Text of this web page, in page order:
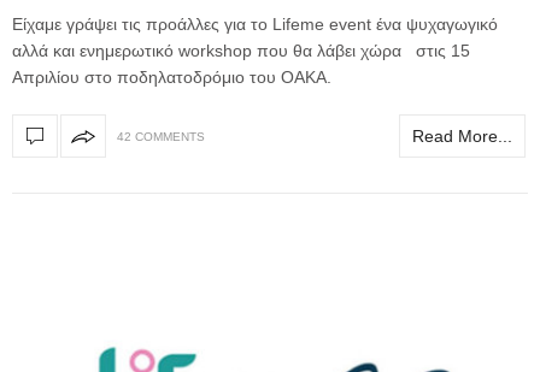
Είχαμε γράψει τις προάλλες για το Lifeme event ένα ψυχαγωγικό
αλλά και ενημερωτικό workshop που θα λάβει χώρα στις 15
Απριλίου στο ποδηλατοδρόμιο του ΟΑΚΑ.
42 COMMENTS Read More...